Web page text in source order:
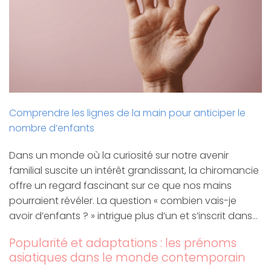
Comprendre les lignes de la main pour anticiper le
nombre d’enfants
Dans un monde où la curiosité sur notre avenir
familial suscite un intérêt grandissant, la chiromancie
offre un regard fascinant sur ce que nos mains
pourraient révéler. La question « combien vais-je
avoir d’enfants ? » intrigue plus d’un et s’inscrit dans…
Popularité et adaptations : les prénoms
asiatiques dans le monde contemporain